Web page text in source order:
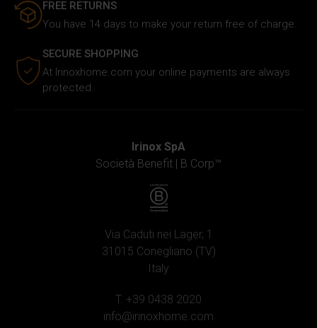
FREE RETURNS
You have 14 days to make your return free of charge.
SECURE SHOPPING
At Irinoxhome.com your online payments are always
protected.
Irinox SpA
Società Benefit | B Corp™
Via Caduti nei Lager, 1
31015 Conegliano (TV)
Italy
T. +39 0438 2020
info@irinoxhome.com